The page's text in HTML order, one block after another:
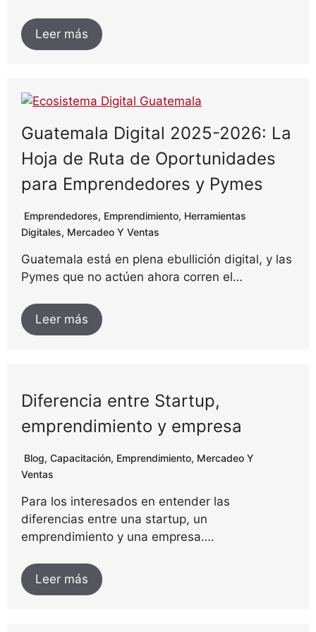
Leer más
Guatemala Digital 2025-2026: La
Hoja de Ruta de Oportunidades
para Emprendedores y Pymes
Emprendedores, Emprendimiento, Herramientas
Digitales, Mercadeo Y Ventas
Guatemala está en plena ebullición digital, y las
Pymes que no actúen ahora corren el…
Leer más
Diferencia entre Startup,
emprendimiento y empresa
Blog, Capacitación, Emprendimiento, Mercadeo Y
Ventas
Para los interesados en entender las
diferencias entre una startup, un
emprendimiento y una empresa….
Leer más